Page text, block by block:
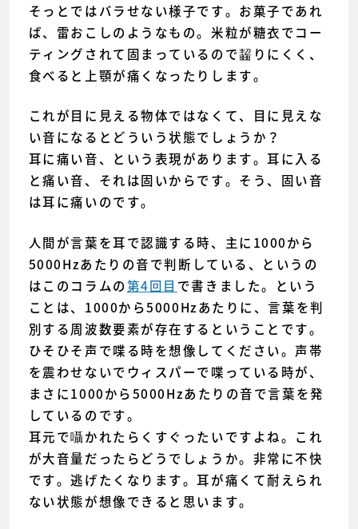
そっとではバラせない様子です。お菓子であれ
ば、雷おこしのようなもの。米粒が糖衣でコー
ティングされて固まっているので齧りにくく、
食べると上顎が痛くなったりします。
これが目に見える物体ではなくて、目に見えな
い音になるとどういう状態でしょうか？
耳に痛い音、という表現があります。耳に入る
と痛い音、それは固いからです。そう、固い音
は耳に痛いのです。
人間が言葉を耳で認識する時、主に1000から
5000Hzあたりの音で判断している、というの
はこのコラムの第4回目 で書きました。という
ことは、1000から5000Hzあたりに、言葉を判
別する周波数要素が存在するということです。
ひそひそ声で喋る時を想像してください。声帯
を震わせないでウィスパーで喋っている時が、
まさに1000から5000Hzあたりの音で言葉を発
しているのです。
耳元で囁かれたらくすぐったいですよね。これ
が大音量だったらどうでしょうか。非常に不快
です。逃げたくなります。耳が痛くて耐えられ
ない状態が想像できると思います。